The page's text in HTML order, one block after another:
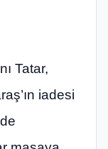
Tatar,
iadesi